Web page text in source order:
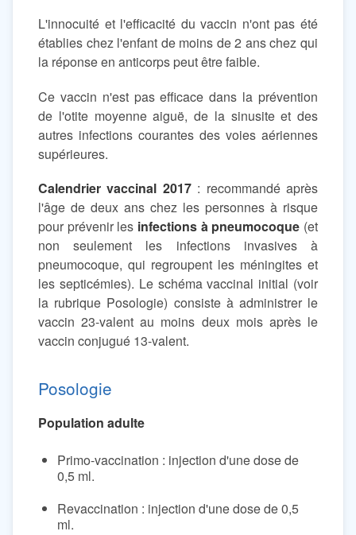
L'innocuité et l'efficacité du vaccin n'ont pas été
établies chez l'enfant de moins de 2 ans chez qui
la réponse en anticorps peut être faible.
Ce vaccin n'est pas efficace dans la prévention
de l'otite moyenne aiguë, de la sinusite et des
autres infections courantes des voies aériennes
supérieures.
Calendrier vaccinal 2017: recommandé après
l'âge de deux ans chez les personnes à risque
pour prévenir les infections à pneumocoque (et
non seulement les infections invasives à
pneumocoque, qui regroupent les méningites et
les septicémies). Le schéma vaccinal initial (voir
la rubrique Posologie) consiste à administrer le
vaccin 23-valent au moins deux mois après le
vaccin conjugué 13-valent.
Posologie
Population adulte
Primo-vaccination : injection d'une dose de
0,5 ml.
Revaccination : injection d'une dose de 0,5
ml.